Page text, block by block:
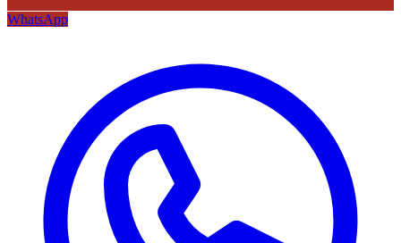
WhatsApp